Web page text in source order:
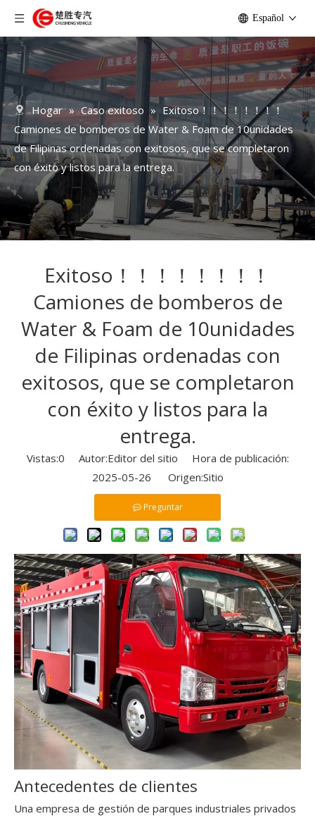
Español
Hogar » Caso exitoso » Exitoso！！！！！！！！
Camiones de bomberos de Water & Foam de 10unidades
de Filipinas ordenadas con exitosos, que se completaron
con éxito y listos para la entrega.
Exitoso！！！！！！！！
Camiones de bomberos de
Water & Foam de 10unidades
de Filipinas ordenadas con
exitosos, que se completaron
con éxito y listos para la
entrega.
Vistas:0 Autor:Editor del sitio Hora de publicación:
2025-05-26 Origen:Sitio
Preguntar
Antecedentes de clientes
Una empresa de gestión de parques industriales privados